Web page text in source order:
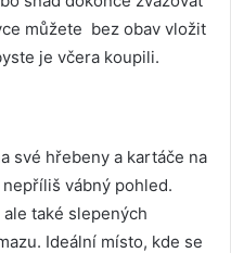
můžete bez obav vložit
je včera koupili.
své hřebeny a kartáče na
vábný pohled.
také slepených
Ideální místo, kde se